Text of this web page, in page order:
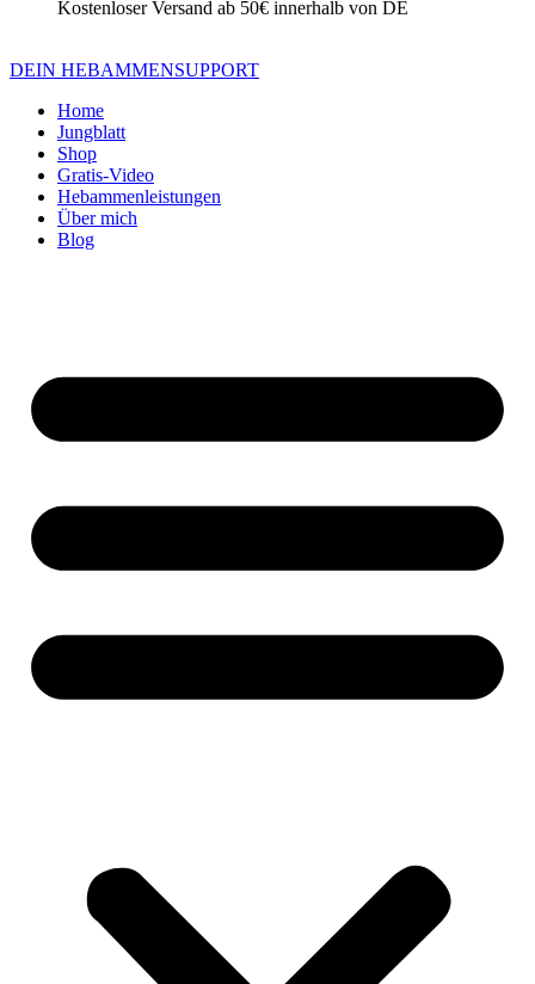
Kostenloser Versand ab 50€ innerhalb von DE
DEIN HEBAMMENSUPPORT
Home
Jungblatt
Shop
Gratis-Video
Hebammenleistungen
Über mich
Blog